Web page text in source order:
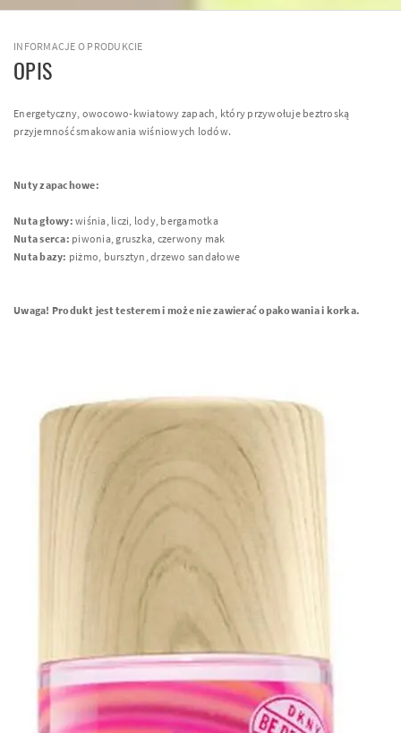
INFORMACJE O PRODUKCIE
OPIS
Energetyczny, owocowo-kwiatowy zapach, który przywołuje beztroską
przyjemność smakowania wiśniowych lodów.
Nuty zapachowe:
Nuta głowy: wiśnia, liczi, lody, bergamotka
Nuta serca: piwonia, gruszka, czerwony mak
Nuta bazy: piżmo, bursztyn, drzewo sandałowe
Uwaga! Produkt jest testerem i może nie zawierać opakowania i korka.